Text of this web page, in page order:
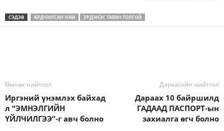
СЭДЭВ АРДЧИЛСАН НАМ ЭРДЭНЭС ТАВАН ТОЛГОЙ
Өмнөх нийтлэл
Иргэний үнэмлэх байхад
л “ЭМНЭЛГИЙН
ҮЙЛЧИЛГЭЭ”-г авч болно
Дараагийн нийтлэл
Дараах 10 байршилд
ГАДААД ПАСПОРТ-ын
захиалга өгч болно